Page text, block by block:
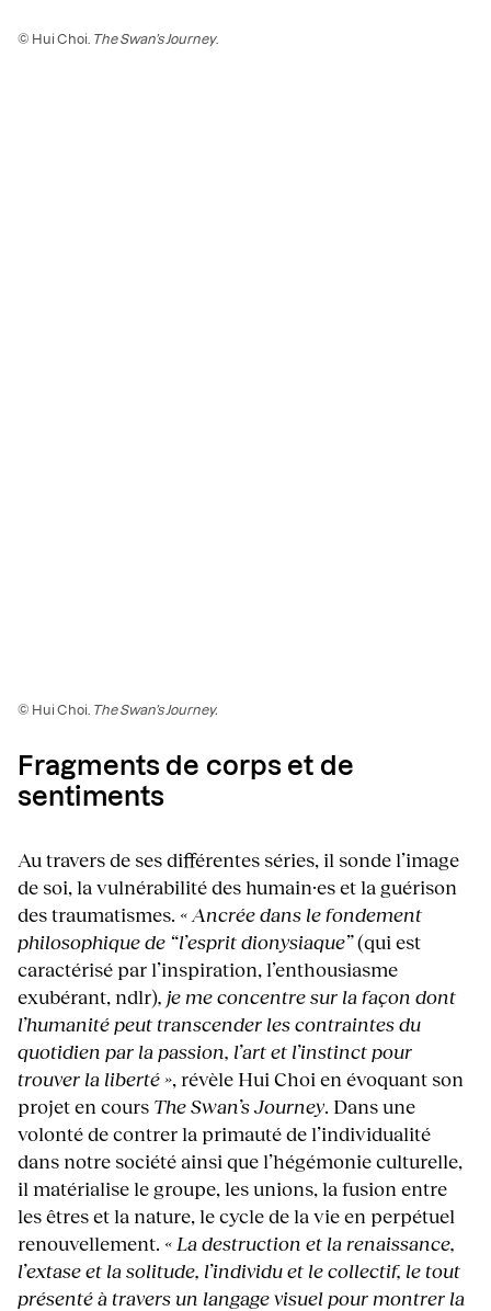
© Hui Choi. The Swan’s Journey.
© Hui Choi. The Swan’s Journey.
Fragments de corps et de
sentiments
Au travers de ses différentes séries, il sonde l’image
de soi, la vulnérabilité des humain·es et la guérison
des traumatismes. « Ancrée dans le fondement
philosophique de “l’esprit dionysiaque”(qui est
caractérisé par l’inspiration, l’enthousiasme
exubérant, ndlr), je me concentre sur la façon dont
l’humanité peut transcender les contraintes du
quotidien par la passion, l’art et l’instinct pour
trouver la liberté », révèle Hui Choi en évoquant son
projet en cours The Swan’s Journey. Dans une
volonté de contrer la primauté de l’individualité
dans notre société ainsi que l’hégémonie culturelle,
il matérialise le groupe, les unions, la fusion entre
les êtres et la nature, le cycle de la vie en perpétuel
renouvellement. « La destruction et la renaissance,
l’extase et la solitude, l’individu et le collectif, le tout
présenté à travers un langage visuel pour montrer la